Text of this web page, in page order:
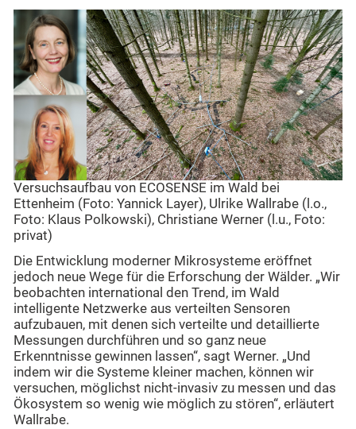
Versuchsaufbau von ECOSENSE im Wald bei
Ettenheim (Foto: Yannick Layer), Ulrike Wallrabe (l.o.,
Foto: Klaus Polkowski), Christiane Werner (l.u., Foto:
privat)
Die Entwicklung moderner Mikrosysteme eröffnet
jedoch neue Wege für die Erforschung der Wälder. „Wir
beobachten international den Trend, im Wald
intelligente Netzwerke aus verteilten Sensoren
aufzubauen, mit denen sich verteilte und detaillierte
Messungen durchführen und so ganz neue
Erkenntnisse gewinnen lassen“, sagt Werner. „Und
indem wir die Systeme kleiner machen, können wir
versuchen, möglichst nicht-invasiv zu messen und das
Ökosystem so wenig wie möglich zu stören“, erläutert
Wallrabe.